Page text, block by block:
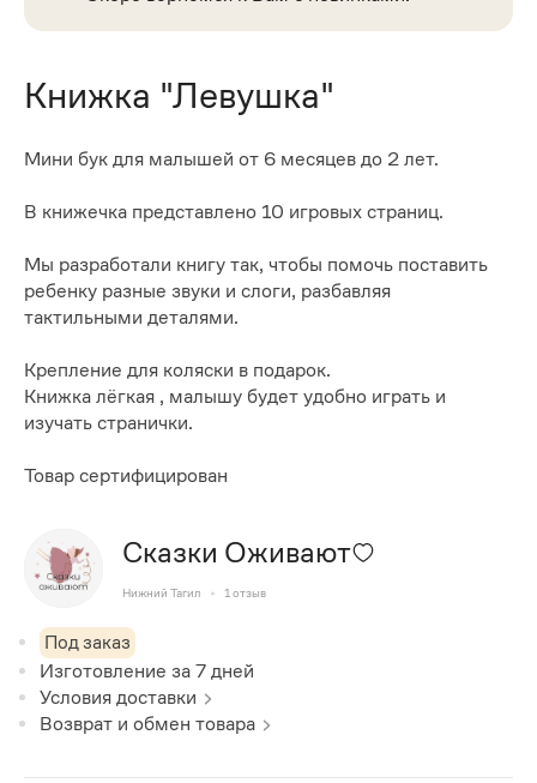
Книжка "Левушка"
Мини бук для малышей от 6 месяцев до 2 лет.
В книжечка представлено 10 игровых страниц.
Мы разработали книгу так, чтобы помочь поставить
ребенку разные звуки и слоги, разбавляя
тактильными деталями.
Крепление для коляски в подарок.
Книжка лёгкая , малышу будет удобно играть и
изучать странички.
Товар сертифицирован
Сказки Оживают
Нижний Тагил 1 отзыв
Под заказ
Изготовление за7 дней
Условия доставки
Возврат и обмен товара